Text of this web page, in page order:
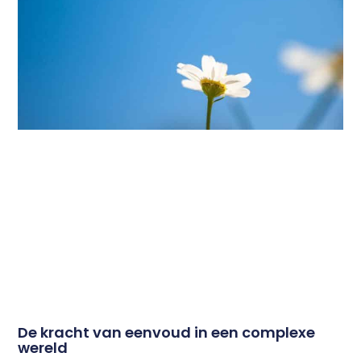
De kracht van eenvoud in een complexe
wereld